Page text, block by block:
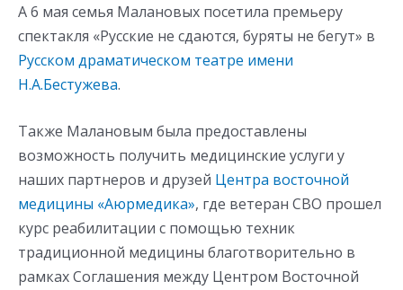
А 6 мая семья Малановых посетила премьеру
спектакля «Русские не сдаются, буряты не бегут» в
Русском драматическом театре имени
Н.А.Бестужева.
Также Малановым была предоставлены
возможность получить медицинские услуги у
наших партнеров и друзей Центра восточной
медицины «Аюрмедика», где ветеран СВО прошел
курс реабилитации с помощью техник
традиционной медицины благотворительно в
рамках Соглашения между Центром Восточной